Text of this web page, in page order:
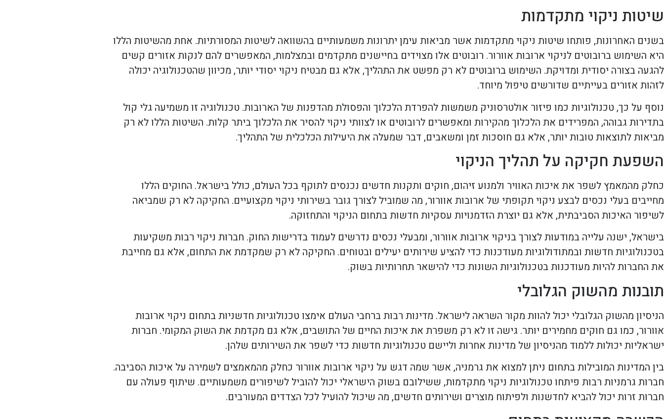
שיטות ניקוי מתקדמות
בשנים האחרונות, פותחו שיטות ניקוי מתקדמות אשר מביאות עימן יתרונות משמעותיים בהשוואה לשיטות המסורתיות. אחת מהשיטות הללו
היא השימוש ברובוטים לניקוי ארובות אוורור. רובוטים אלו מצוידים בחיישנים מתקדמים ובמצלמות, המאפשרים להם לנקות אזורים קשים
להגעה בצורה יסודית ומדויקת. השימוש ברובוטים לא רק מפשט את התהליך, אלא גם מבטיח ניקוי יסודי יותר, מכיוון שהטכנולוגיה יכולה
לזהות אזורים בעייתיים שדורשים טיפול מיוחד.
נוסף על כך, טכנולוגיות כמו פיזור אולטרסוניק משמשות להפרדת הלכלוך והפסולת מהדפנות של הארובות. טכנולוגיה זו משמיעה גלי קול
בתדירות גבוהה, המפרידים את הלכלוך מהקירות ומאפשרים לרובוטים או לצוותי ניקוי להסיר את הלכלוך ביתר קלות. השיטות הללו לא רק
מביאות לתוצאות טובות יותר, אלא גם חוסכות זמן ומשאבים, דבר שמעלה את היעילות הכלכלית של התהליך.
השפעת חקיקה על תהליך הניקוי
כחלק מהמאמץ לשפר את איכות האוויר ולמנוע זיהום, חוקים ותקנות חדשים נכנסים לתוקף בכל העולם, כולל בישראל. החוקים הללו
מחייבים בעלי נכסים לבצע ניקוי תקופתי של ארובות אוורור, מה שמוביל לצורך גובר בשירותי ניקוי מקצועיים. החקיקה לא רק שמביאה
לשיפור האיכות הסביבתית, אלא גם יוצרת הזדמנויות עסקיות חדשות בתחום הניקוי והתחזוקה.
בישראל, ישנה עלייה במודעות לצורך בניקוי ארובות אוורור, ומבעלי נכסים נדרשים לעמוד בדרישות החוק. חברות ניקוי רבות משקיעות
בטכנולוגיות חדשות ובמתודולוגיות מעודכנות כדי להציע שירותים יעילים ובטוחים. החקיקה לא רק שמקדמת את התחום, אלא גם מחייבת
את החברות להיות מעודכנות בטכנולוגיות השונות כדי להישאר תחרותיות בשוק.
תובנות מהשוק הגלובלי
הניסיון מהשוק הגלובלי יכול להוות מקור השראה לישראל. מדינות רבות ברחבי העולם אימצו טכנולוגיות חדשניות בתחום ניקוי ארובות
אוורור, כמו גם חוקים מחמירים יותר. גישה זו לא רק משפרת את איכות החיים של התושבים, אלא גם מקדמת את השוק המקומי. חברות
ישראליות יכולות ללמוד מהניסיון של מדינות אחרות וליישם טכנולוגיות חדשות כדי לשפר את השירותים שלהן.
בין המדינות המובילות בתחום ניתן למצוא את גרמניה, אשר שמה דגש על ניקוי ארובות אוורור כחלק מהמאמצים לשמירה על איכות הסביבה.
חברות גרמניות רבות פיתחו טכנולוגיות ניקוי מתקדמות, ששילובם בשוק הישראלי יכול להוביל לשיפורים משמעותיים. שיתוף פעולה עם
חברות זרות יכול להביא לחדשנות ולפיתוח מוצרים ושירותים חדשים, מה שיכול להועיל לכל הצדדים המעורבים.